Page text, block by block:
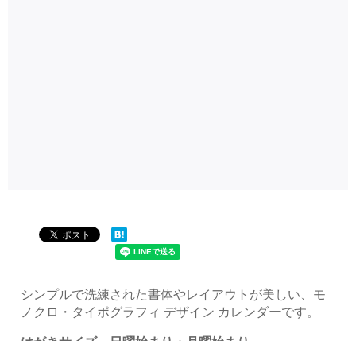
シンプルで洗練された書体やレイアウトが美しい、モ
ノクロ・タイポグラフィ デザイン カレンダーです。